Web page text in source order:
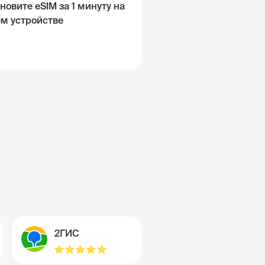
eSIM за 1 минуту на
устройстве
2ГИС